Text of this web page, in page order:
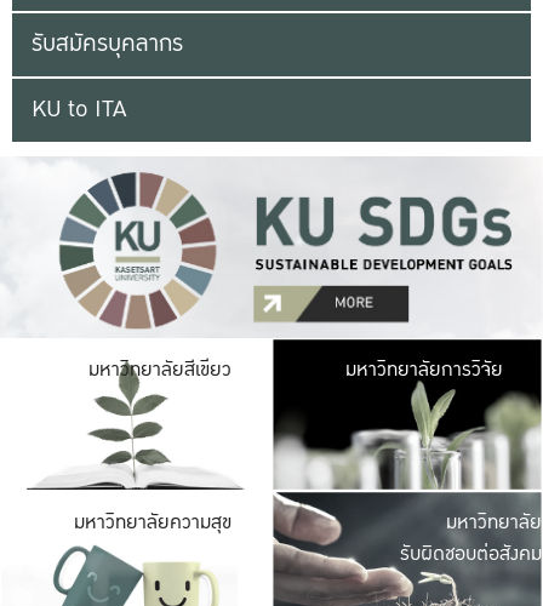
รับสมัครบุคลากร
KU to ITA
มหาวิทยาลัยสีเขียว มหาวิ
มีพื้นที่เขียวสดใส
เป็นป่าในเมือง เกษต
มหาวิทยาลัยการวิจัย
มหาวิทยาลัยความสุข มหาวิ
ค
เปิดประ
และพบเรื่องราวใ
มหาวิทยาลัย
รับผิดชอบต่อสังคม